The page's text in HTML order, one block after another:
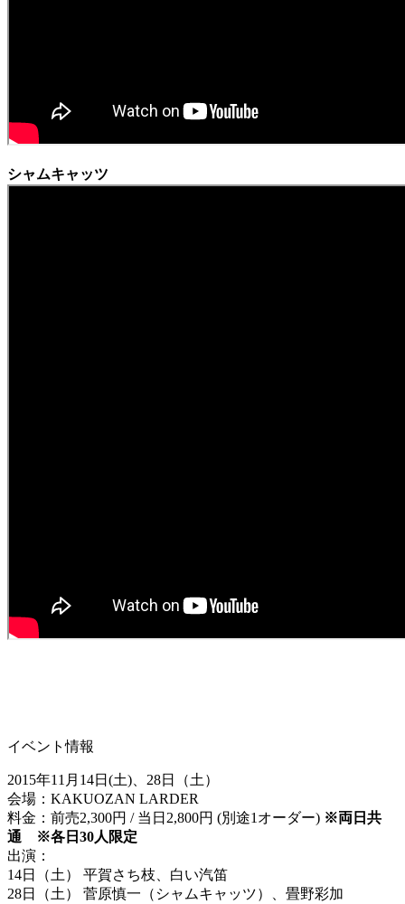
シャムキャッツ
イベント情報
2015年11月14日(土)、28日（土）
会場：KAKUOZAN LARDER
料金：前売2,300円 / 当日2,800円 (別途1オーダー) ※両日共
通 ※各日30人限定
出演：
14日（土） 平賀さち枝、白い汽笛
28日（土） 菅原慎一（シャムキャッツ）、畳野彩加